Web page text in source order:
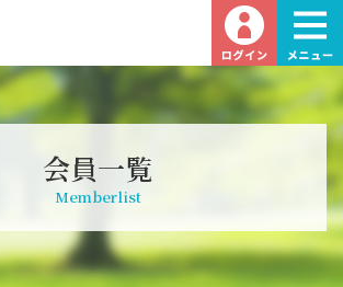
会員一覧
Memberlist